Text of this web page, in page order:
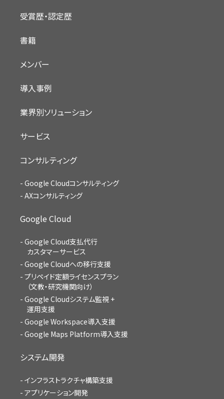
受賞歴・認定歴
書籍
メンバー
導入事例
業界別ソリューション
サービス
コンサルティング
Google Cloudコンサルティング
AXコンサルティング
Google Cloud
Google Cloud支払代行
カスタマーサービス
Google Cloudへの移行支援
プリペイド定額ライセンスプラン
（文教・研究機関向け）
Google Cloudシステム監視 +
運用支援
Google Workspace導入支援
Google Maps Platform導入支援
システム開発
インフラストラクチャ構築支援
アプリケーション開発